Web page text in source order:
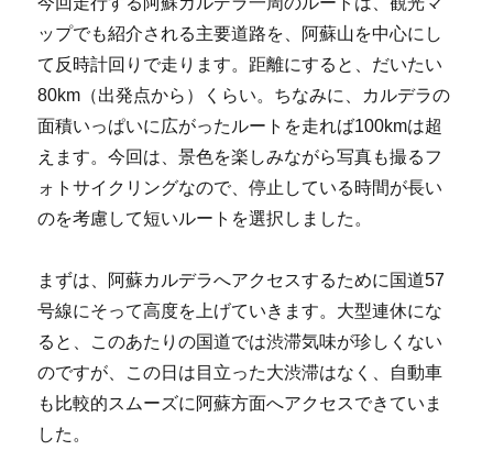
ップでも紹介される主要道路を、阿蘇山を中心にし
て反時計回りで走ります。距離にすると、だいたい
80km（出発点から）くらい。ちなみに、カルデラの
面積いっぱいに広がったルートを走れば100kmは超
えます。今回は、景色を楽しみながら写真も撮るフ
ォトサイクリングなので、停止している時間が長い
のを考慮して短いルートを選択しました。
まずは、阿蘇カルデラへアクセスするために国道57
号線にそって高度を上げていきます。大型連休にな
ると、このあたりの国道では渋滞気味が珍しくない
のですが、この日は目立った大渋滞はなく、自動車
も比較的スムーズに阿蘇方面へアクセスできていま
した。